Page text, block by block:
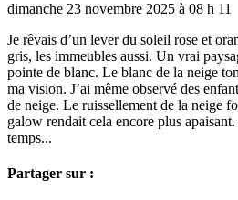
dimanche 23 novembre 2025 à 08 h 11
Je rêvais d’un lever du soleil rose et
gris, les immeu­­bles aussi. Un vrai
pointe de blanc. Le blanc de la neige
ma vision. J’ai même observé des
de neige. Le ruis­­sel­­le­­ment de la neige
ga­­low ren­­dait cela encore plus
temps...
Partager sur :